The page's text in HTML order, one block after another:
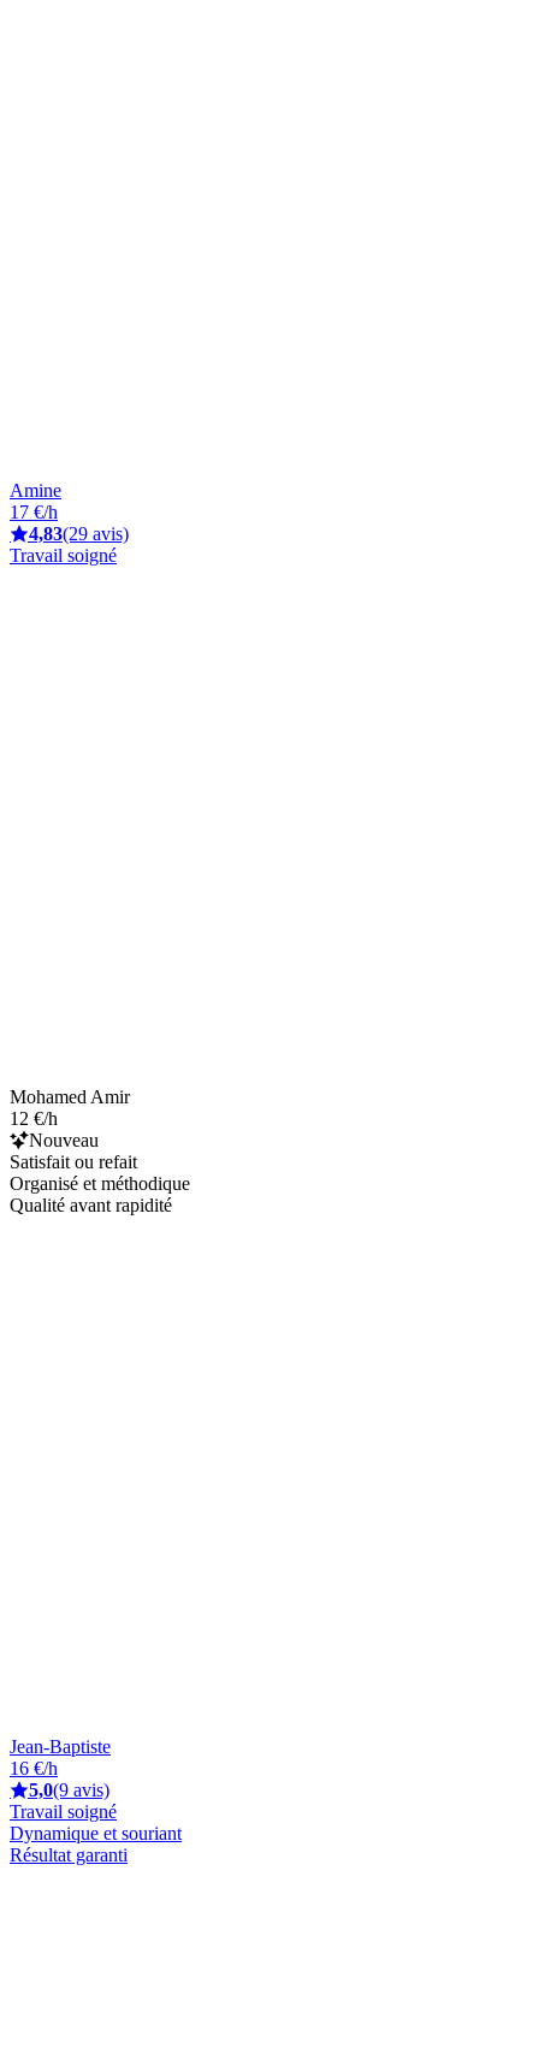
Amine
17 €/h
4,83(29 avis)
Travail soigné
Mohamed Amir
12 €/h
Nouveau
Satisfait ou refait
Organisé et méthodique
Qualité avant rapidité
Jean-Baptiste
16 €/h
5,0(9 avis)
Travail soigné
Dynamique et souriant
Résultat garanti